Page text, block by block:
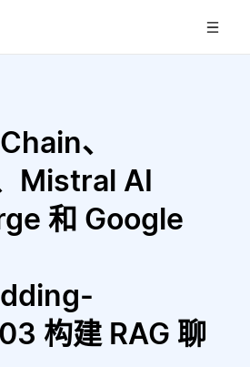
、
Mistral AI
和 Google
构建 RAG 聊